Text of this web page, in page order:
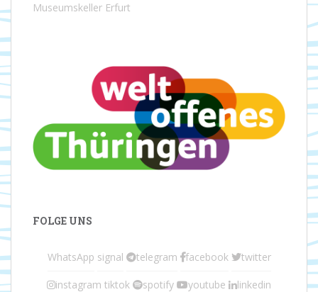
Museumskeller Erfurt
FOLGE UNS
WhatsApp signal telegram facebook twitter
instagram tiktok spotify youtube linkedin